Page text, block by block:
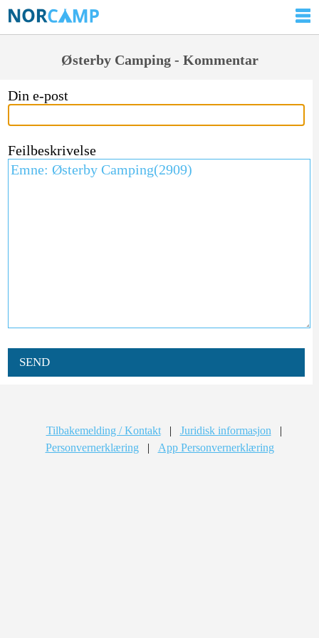
Østerby Camping - Kommentar
Din e-post
Feilbeskrivelse
SEND
Tilbakemelding / Kontakt | Juridisk informasjon
|
Personvernerklæring
| App Personvernerklæring